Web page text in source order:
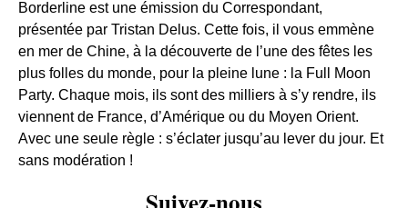
Borderline est une émission du Correspondant,
présentée par Tristan Delus. Cette fois, il vous emmène
en mer de Chine, à la découverte de l’une des fêtes les
plus folles du monde, pour la pleine lune : la Full Moon
Party. Chaque mois, ils sont des milliers à s’y rendre, ils
viennent de France, d’Amérique ou du Moyen Orient.
Avec une seule règle : s’éclater jusqu’au lever du jour. Et
sans modération !